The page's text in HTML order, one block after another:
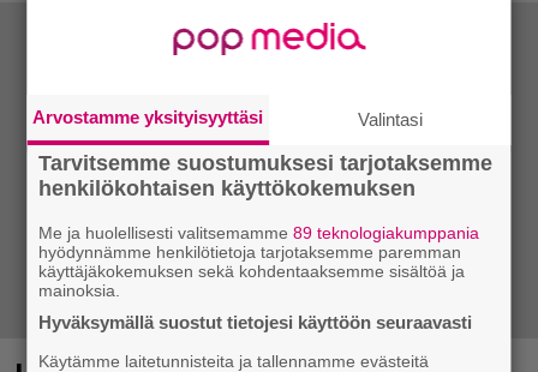
Arvostamme yksityisyyttäsi Valintasi
Tarvitsemme suostumuksesi tarjotaksemme
henkilökohtaisen käyttökokemuksen
Me ja huolellisesti valitsemamme89 teknologiakumppania
hyödynnämme henkilötietoja tarjotaksemme paremman
käyttäjäkokemuksen sekä kohdentaaksemme sisältöä ja
mainoksia.
Hyväksymällä suostut tietojesi käyttöön seuraavasti
Käytämme laitetunnisteita ja tallennamme evästeitä